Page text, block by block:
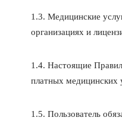
1.3. Медицинские
организациях и
1.4. Настоящие
платных медицинских
1.5. Пользователь